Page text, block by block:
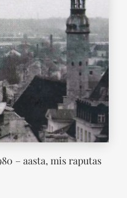
– aasta, mis raputas